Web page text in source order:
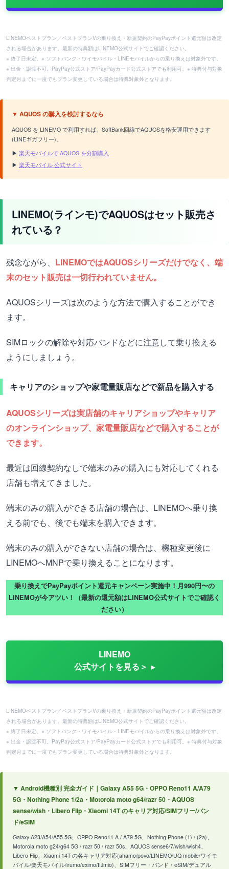
LINEMOベストプラン／ベストプランVの乗り換え・新規契約のPayPayポイント還元額は改定
される場合があります。最新の特典額はLINEMO公式サイトでご確認ください。
※ 終了日未定。※ ソフトバンク・ワイモバイル・LINEモバイルからの乗り換えは対象外です。
※ 出金・譲渡不可。PayPay公式ストア/PayPayカード公式ストアでも利用可。※ 特典付与対象
判定月までに一度でもプラン変更している場合は特典対象外となります。
▼ AQUOS の購入を検討するなら
AQUOS を LINEMO で利用すれば、SoftBank回線でAQUOSを格安運用できます
(LINEギガフリー)。
▶ 楽天モバイルで AQUOS を分割購入
▶ 楽天モバイル 公式サイト
LINEMO(ラインモ)でAQUOSはセット販売さ
れている？
残念ながら、 LINEMOではAQUOSシリーズだけでなく、端
末のセット販売は一切行われていません。
AQUOSシリーズは次のような方法で購入することができ
ます。
SIMロックの解除や対応バンドなどに注意して乗り換える
ようにしましょう。
キャリアのショップや家電量販店などで新品を購入する
AQUOSシリーズは実店舗のキャリアショップやキャリア
のオンラインショップ、家電量販店などで購入することが
できます。
最近は回線契約なしで端末のみの購入にも対応してくれる
店舗も増えてきました。
端末のみの購入ができる店舗の場合は、LINEMOへ乗り換
える前でも、後でも端末を購入できます。
端末のみの購入ができない店舗の場合は、機種変更後に
LINEMOへMNPで乗り換えることになります。
乗り換えでPayPayポイント還元キャンペーン実施中！月990円〜の
LINEMOが今アツい！（最新の還元額はLINEMO公式サイトでご確認く
ださい）
LINEMO
公式サイトを見る＞
LINEMOベストプラン／ベストプランVの乗り換え・新規契約のPayPayポイント還元額は改定
される場合があります。最新の特典額はLINEMO公式サイトでご確認ください。
※ 終了日未定。※ ソフトバンク・ワイモバイル・LINEモバイルからの乗り換えは対象外です。
※ 出金・譲渡不可。PayPay公式ストア/PayPayカード公式ストアでも利用可。※ 特典付与対象
判定月までに一度でもプラン変更している場合は特典対象外となります。
▼ Android機種別 完全ガイド｜Galaxy A55 5G・OPPO Reno11 A/A79
5G・Nothing Phone 1/2a・Motorola moto g64/razr 50・AQUOS
sense/wish・Libero Flip・Xiaomi 14T のキャリア対応/SIMフリー/バン
ド/eSIM
Galaxy A23/A54/A55 5G、OPPO Reno11 A / A79 5G、Nothing Phone (1) / (2a)、
Motorola moto g24/g64 5G / razr 50 / razr 50s、AQUOS sense6/7/wish/wish4、
Libero Flip、Xiaomi 14T の各キャリア対応(ahamo/povo/LINEMO/UQ mobile/ワイモ
バイル/楽天モバイル/irumo/eximo/IIJmio)、SIMフリー・バンド・eSIM/デュアル